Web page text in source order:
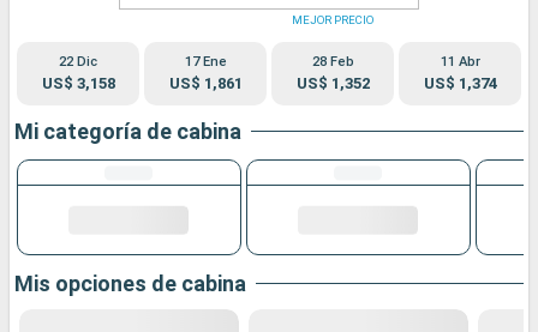
22 Dic
US$ 3,158
17 Ene
US$ 1,861
MEJOR PRECIO
28 Feb
US$ 1,352
11 Abr
US$ 1,374
Mi categoría de cabina
Mis opciones de cabina
Compañías
Buscar